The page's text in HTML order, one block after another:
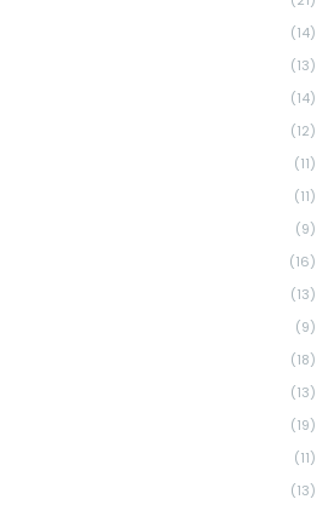
(14)
(13)
(14)
(12)
(11)
(11)
(9)
(16)
(13)
(9)
(18)
(13)
(19)
(11)
(13)